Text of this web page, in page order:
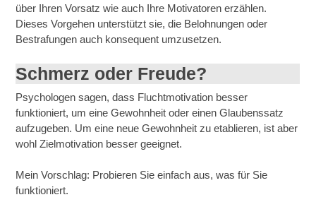
über Ihren Vorsatz wie auch Ihre Motivatoren erzählen.
Dieses Vorgehen unterstützt sie, die Belohnungen oder
Bestrafungen auch konsequent umzusetzen.
Schmerz oder Freude?
Psychologen sagen, dass Fluchtmotivation besser
funktioniert, um eine Gewohnheit oder einen Glaubenssatz
aufzugeben. Um eine neue Gewohnheit zu etablieren, ist aber
wohl Zielmotivation besser geeignet.
Mein Vorschlag: Probieren Sie einfach aus, was für Sie
funktioniert.